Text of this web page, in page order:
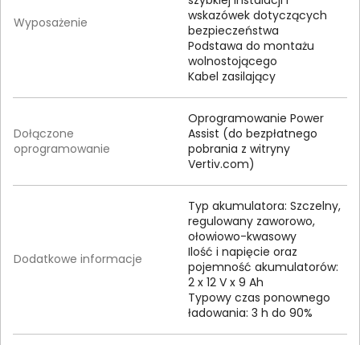
Wyposażenie
wskazówek dotyczących
bezpieczeństwa
Podstawa do montażu
wolnostojącego
Kabel zasilający
Dołączone
oprogramowanie
Oprogramowanie Power
Assist (do bezpłatnego
pobrania z witryny
Vertiv.com)
Dodatkowe informacje
Typ akumulatora: Szczelny,
regulowany zaworowo,
ołowiowo-kwasowy
Ilość i napięcie oraz
pojemność akumulatorów:
2 x 12 V x 9 Ah
Typowy czas ponownego
ładowania: 3 h do 90%